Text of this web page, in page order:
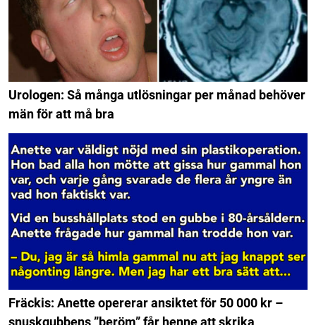
Urologen: Så många utlösningar per månad behöver
män för att må bra
Fräckis: Anette opererar ansiktet för 50 000 kr –
snuskgubbens ”beröm” får henne att skrika